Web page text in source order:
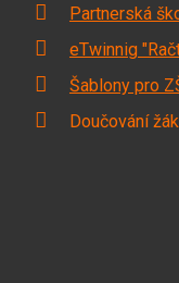
Partnerská
eTwinnig
Šablony pro
Doučování